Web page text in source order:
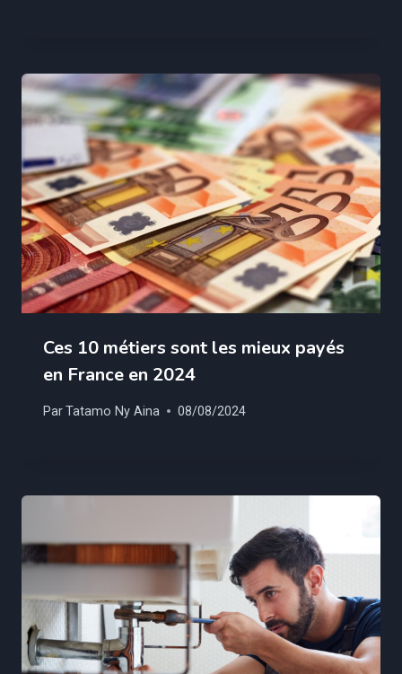
Ces 10 métiers sont les mieux payés
en France en 2024
ParTatamo Ny Aina 08/08/2024